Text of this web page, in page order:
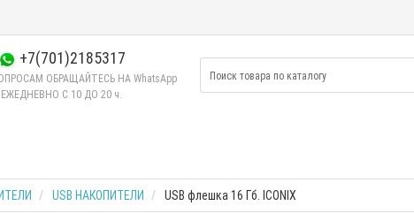
+7(701)2185317
ОБРАЩАЙТЕСЬ НА WhatsApp
ЕЖЕДНЕВНО C 10 ДО 20 ч.
USB НАКОПИТЕЛИ USB флешка 16 Гб. ICONIX